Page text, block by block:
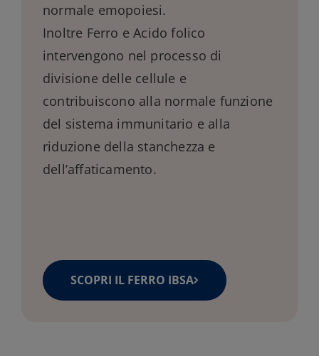
normale emopoiesi.
Inoltre Ferro e Acido folico
intervengono nel processo di
divisione delle cellule e
contribuiscono alla normale funzione
del sistema immunitario e alla
riduzione della stanchezza e
dell’affaticamento.
SCOPRI IL FERRO IBSA